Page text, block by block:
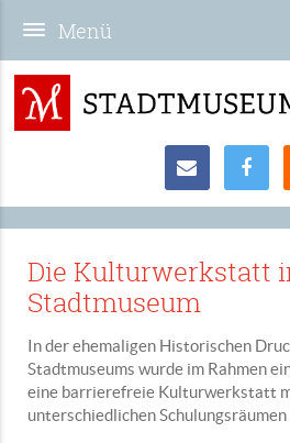
Die Kulturwerkstatt
Stadtmuseum
In der ehemaligen Historischen
Stadtmuseums wurde im Rahmen
eine barrierefreie Kulturwerkstatt
unterschiedlichen